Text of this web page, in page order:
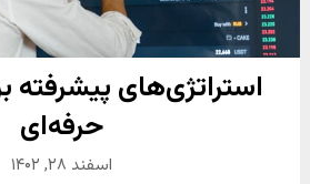
استراتژی‌های پیشرفته
حرفه‌ای
اسفند ۲۸, ۱۴۰۲